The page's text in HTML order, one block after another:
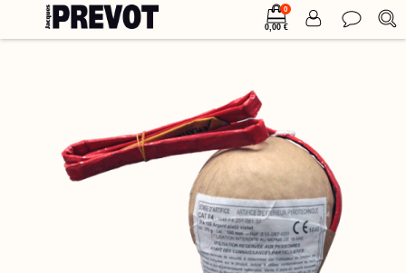
0
0,00 €